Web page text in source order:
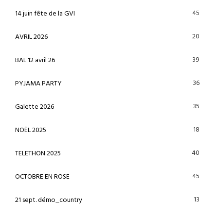
14 juin fête de la GVI 45
AVRIL 2026 20
BAL 12 avril 26 39
PYJAMA PARTY 36
Galette 2026 35
NOËL 2025 18
TELETHON 2025 40
OCTOBRE EN ROSE 45
21 sept. démo_country 13